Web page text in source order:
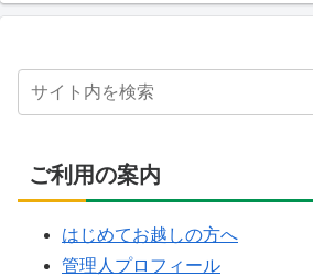
ご利用の案内
はじめてお越しの方へ
管理人プロフィール